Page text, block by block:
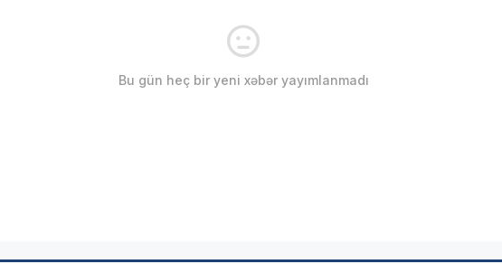
Bu gün heç bir yeni xəbər yayımlanmadı